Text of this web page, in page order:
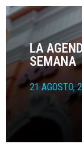
LA
SEMANA
21 AGOSTO,